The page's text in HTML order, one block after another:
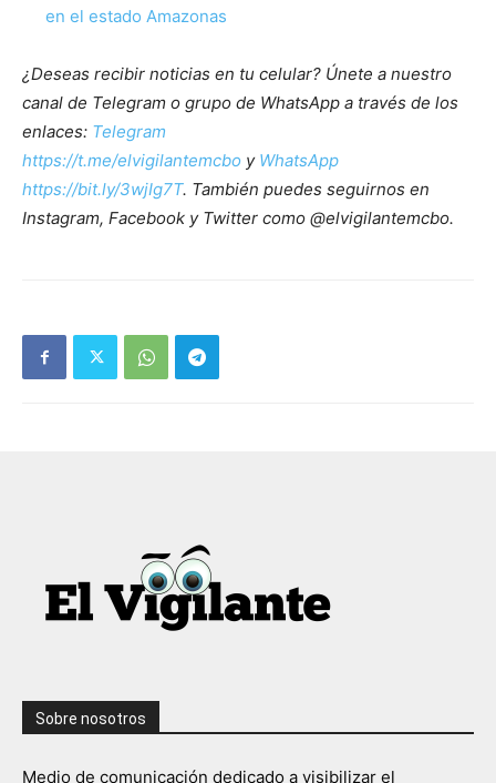
en el estado Amazonas
¿Deseas recibir noticias en tu celular? Únete a nuestro
canal de Telegram o grupo de WhatsApp a través de los
enlaces: Telegram
https://t.me/elvigilantemcbo y WhatsApp
https://bit.ly/3wjIg7T. También puedes seguirnos en
Instagram, Facebook y Twitter como @elvigilantemcbo.
Sobre nosotros
Medio de comunicación dedicado a visibilizar el